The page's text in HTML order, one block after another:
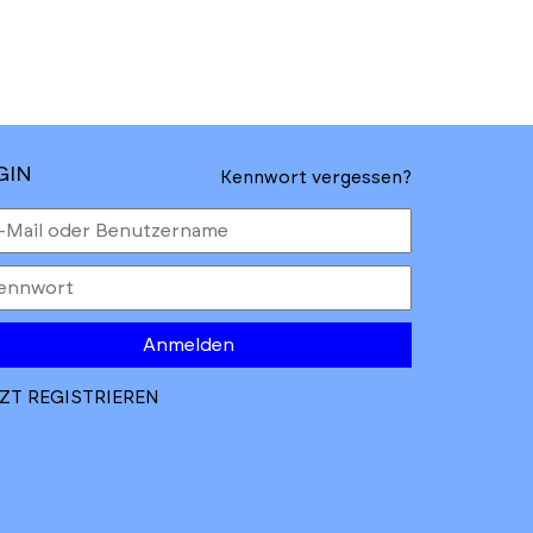
Kennwort vergessen?
Anmelden
REGISTRIEREN